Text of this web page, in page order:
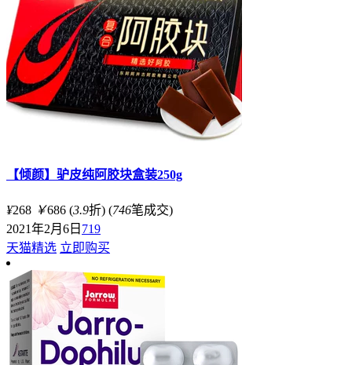
【倾颜】驴皮纯阿胶块盒装250g
¥268 ￥686 (3.9折) (746笔成交)
2021年2月6日 719
天猫精选 立即购买